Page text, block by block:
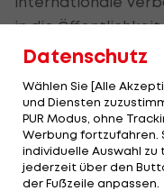
in die
wird. Ein Budget
jährlich – das kann
wirst nie alle
einen Schritt
auch deswegen so
Datenschutz
Wählen Sie [Alle
und Diensten
PUR Modus, ohne
Werbung fortzufahren.
individuelle Auswahl zu
jederzeit über den
der Fußzeile anpassen.